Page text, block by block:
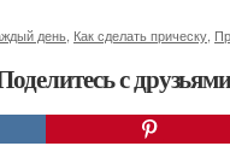
день Как сделать прическу
с